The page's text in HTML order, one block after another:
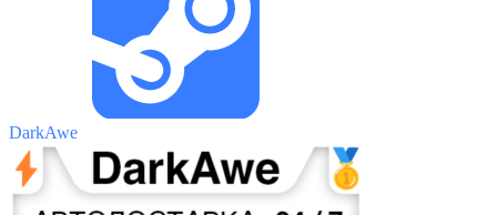
DarkAwe